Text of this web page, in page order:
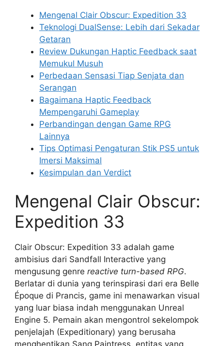
Mengenal Clair Obscur: Expedition 33
Teknologi DualSense: Lebih dari Sekadar
Getaran
Review Dukungan Haptic Feedback saat
Memukul Musuh
Perbedaan Sensasi Tiap Senjata dan
Serangan
Bagaimana Haptic Feedback
Mempengaruhi Gameplay
Perbandingan dengan Game RPG
Lainnya
Tips Optimasi Pengaturan Stik PS5 untuk
Imersi Maksimal
Kesimpulan dan Verdict
Mengenal Clair Obscur:
Expedition 33
Clair Obscur: Expedition 33 adalah game
ambisius dari Sandfall Interactive yang
mengusung genre reactive turn-based RPG.
Berlatar di dunia yang terinspirasi dari era Belle
Époque di Prancis, game ini menawarkan visual
yang luar biasa indah menggunakan Unreal
Engine 5. Pemain akan mengontrol sekelompok
penjelajah (Expeditionary) yang berusaha